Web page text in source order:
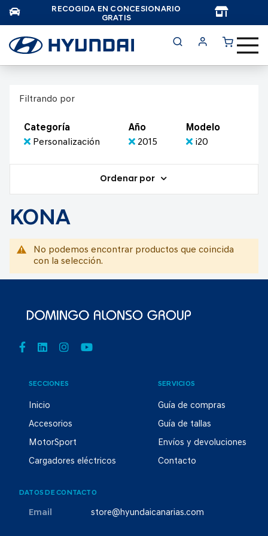
RECOGIDA EN CONCESIONARIO
GRATIS
Filtrando por
Categoría
Personalización
Año
2015
Modelo
i20
Ordenar por
KONA
No podemos encontrar productos que coincida
con la selección.
SECCIONES
Inicio
Accesorios
MotorSport
Cargadores eléctricos
SERVICIOS
Guía de compras
Guía de tallas
Envíos y devoluciones
Contacto
DATOS DE CONTACTO
Email store@hyundaicanarias.com